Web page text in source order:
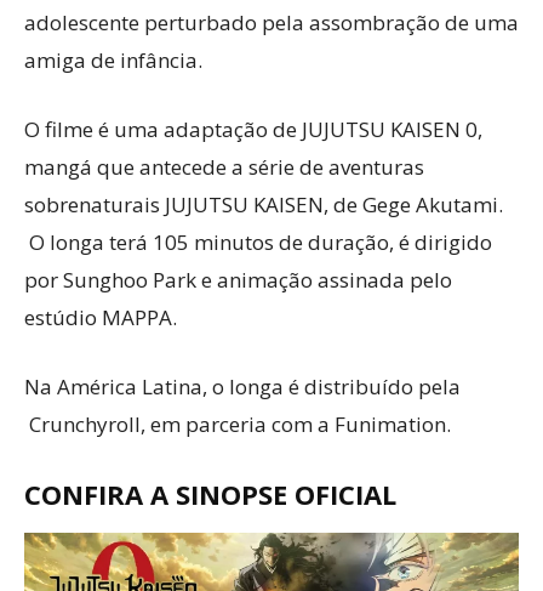
adolescente perturbado pela assombração de uma
amiga de infância.
O filme é uma adaptação de JUJUTSU KAISEN 0,
mangá que antecede a série de aventuras
sobrenaturais JUJUTSU KAISEN, de Gege Akutami.
O longa terá 105 minutos de duração, é dirigido
por Sunghoo Park e animação assinada pelo
estúdio MAPPA.
Na América Latina, o longa é distribuído pela
Crunchyroll, em parceria com a Funimation.
CONFIRA A SINOPSE OFICIAL